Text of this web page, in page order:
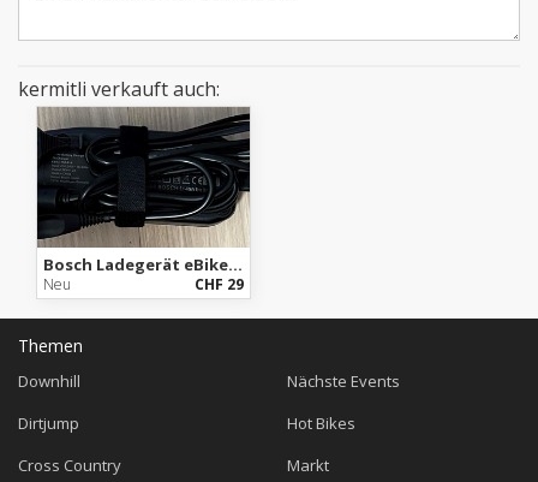
kermitli verkauft auch:
Bosch Ladegerät eBike eBike Battery Charger BPC3200
Neu CHF 29
Themen
Downhill
Dirtjump
Cross Country
Nächste Events
Hot Bikes
Markt